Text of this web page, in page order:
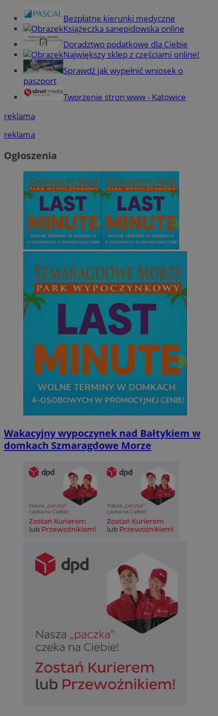
Bezpłatne kierunki medyczne
Książeczka sanepidowska online
Doradztwo podatkowe dla Ciebie
Największy sklep z częściami online!
Sprawdź jak wypełnić wniosek o
paszport
Tworzenie stron www - Katowice
reklama
reklama
Ogłoszenia
Wakacyjny wypoczynek nad Bałtykiem w
domkach Szmaragdowe Morze